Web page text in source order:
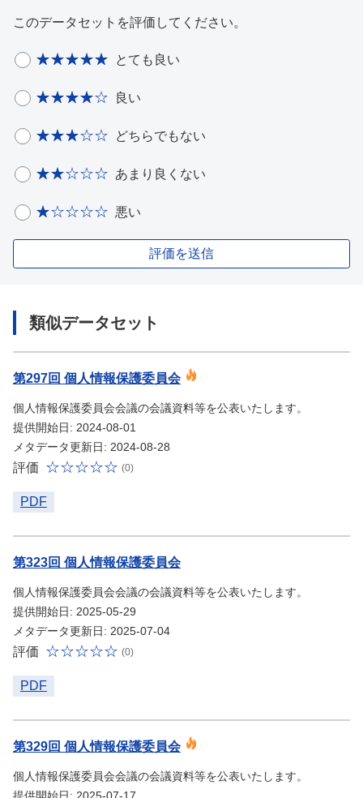
このデータセットを評価してください。
とても良い
良い
どちらでもない
あまり良くない
悪い
評価を送信
類似データセット
第297回 個人情報保護委員会
個人情報保護委員会会議の会議資料等を公表いたします。
提供開始日: 2024-08-01
メタデータ更新日: 2024-08-28
評価 (0)
PDF
第323回 個人情報保護委員会
個人情報保護委員会会議の会議資料等を公表いたします。
提供開始日: 2025-05-29
メタデータ更新日: 2025-07-04
評価 (0)
PDF
第329回 個人情報保護委員会
個人情報保護委員会会議の会議資料等を公表いたします。